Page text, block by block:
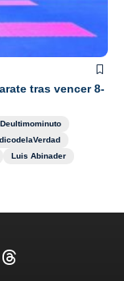
tras vencer 8-
Deultimominuto
Luis Abinader